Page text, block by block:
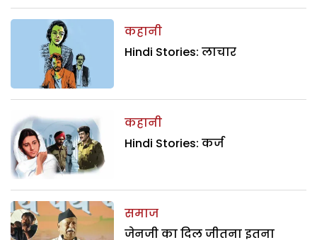
कहानी
Hindi Stories: लाचार
कहानी
Hindi Stories: कर्ज
समाज
जेनजी का दिल जीतना इतना